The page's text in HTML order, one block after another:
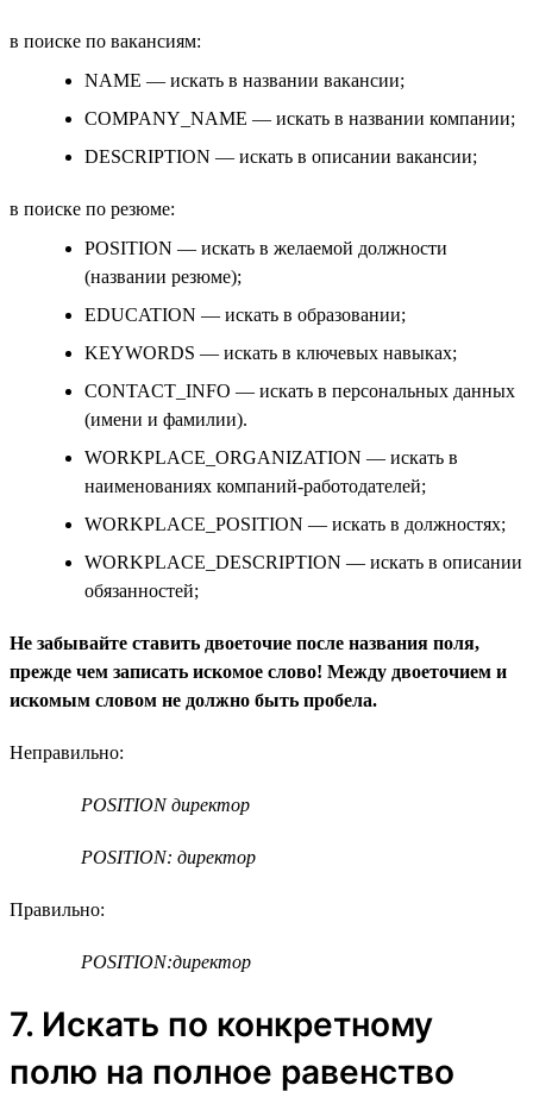
в поиске по вакансиям:
NAME — искать в названии вакансии;
COMPANY_NAME — искать в названии компании;
DESCRIPTION — искать в описании вакансии;
в поиске по резюме:
POSITION — искать в желаемой должности
(названии резюме);
EDUCATION — искать в образовании;
KEYWORDS — искать в ключевых навыках;
CONTACT_INFO — искать в персональных данных
(имени и фамилии).
WORKPLACE_ORGANIZATION — искать в
наименованиях компаний-работодателей;
WORKPLACE_POSITION — искать в должностях;
WORKPLACE_DESCRIPTION — искать в описании
обязанностей;
Не забывайте ставить двоеточие после названия поля,
прежде чем записать искомое слово! Между двоеточием и
искомым словом не должно быть пробела.
Неправильно:
POSITION директор
POSITION: директор
Правильно:
POSITION:директор
7. Искать по конкретному
полю на полное равенство